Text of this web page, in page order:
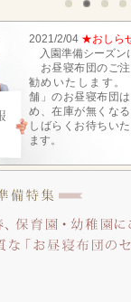
2021/2/04 ★おしら
入園準備シーズン
お昼寝布団のご
勧めいたします。
舗」のお昼寝布団
め、在庫が無くな
しばらくお待ちい
ます。